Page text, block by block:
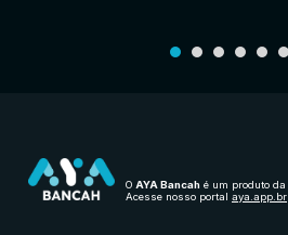
O AYA Bancah é um produto da
Acesse nosso portal aya.app.br